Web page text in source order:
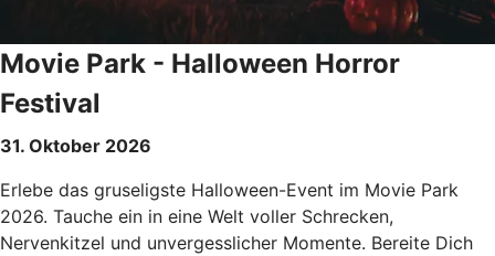
Movie Park - Halloween Horror
Festival
31. Oktober 2026
Erlebe das gruseligste Halloween-Event im Movie Park
2026. Tauche ein in eine Welt voller Schrecken,
Nervenkitzel und unvergesslicher Momente. Bereite Dich